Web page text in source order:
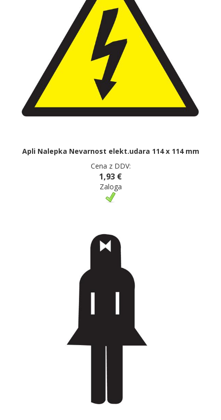
Apli Nalepka Nevarnost elekt.udara 114 x 114 mm
Cena z DDV:
1,93 €
Zaloga